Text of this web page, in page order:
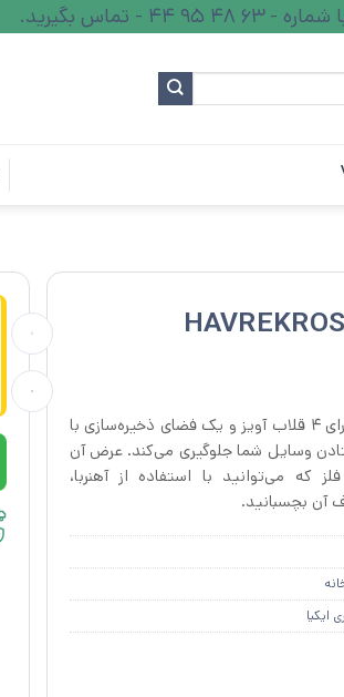
بگیرید.
جا کلیدی ایکیا به رنگ بژ دارای ۴ قلاب آویز و یک فضای ذخیره‌سازی با
وسایل شما جلوگیری می‌کند. عرض آن
که می‌توانید با استفاده از آهنربا،
آن بچسبانید.
ایکیا